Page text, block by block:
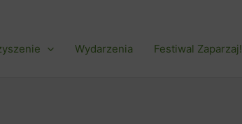
Wydarzenia Festiwal Zaparzaj!